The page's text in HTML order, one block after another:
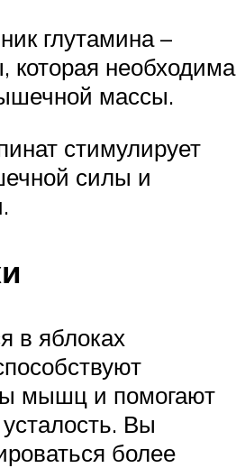
глутамина –
которая необходима
массы.
стимулирует
силы и
в яблоках
мышц и помогают
Вы
более